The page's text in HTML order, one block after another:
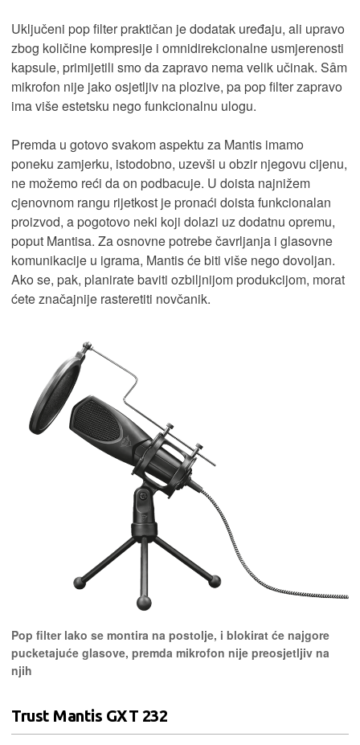
Uključeni pop filter praktičan je dodatak uređaju, ali upravo
zbog količine kompresije i omnidirekcionalne usmjerenosti
kapsule, primijetili smo da zapravo nema velik učinak. Sâm
mikrofon nije jako osjetljiv na plozive, pa pop filter zapravo
ima više estetsku nego funkcionalnu ulogu.
Premda u gotovo svakom aspektu za Mantis imamo
poneku zamjerku, istodobno, uzevši u obzir njegovu cijenu,
ne možemo reći da on podbacuje. U doista najnižem
cjenovnom rangu rijetkost je pronaći doista funkcionalan
proizvod, a pogotovo neki koji dolazi uz dodatnu opremu,
poput Mantisa. Za osnovne potrebe čavrljanja i glasovne
komunikacije u igrama, Mantis će biti više nego dovoljan.
Ako se, pak, planirate baviti ozbiljnijom produkcijom, morat
ćete značajnije rasteretiti novčanik.
Pop filter lako se montira na postolje, i blokirat će najgore
pucketajuće glasove, premda mikrofon nije preosjetljiv na
njih
Trust Mantis GXT 232